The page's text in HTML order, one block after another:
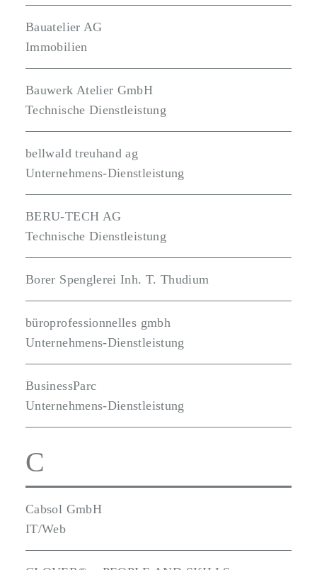
Bauatelier AG
Immobilien
Bauwerk Atelier GmbH
Technische Dienstleistung
bellwald treuhand ag
Unternehmens-Dienstleistung
BERU-TECH AG
Technische Dienstleistung
Borer Spenglerei Inh. T. Thudium
büroprofessionnelles gmbh
Unternehmens-Dienstleistung
BusinessParc
Unternehmens-Dienstleistung
C
Cabsol GmbH
IT/Web